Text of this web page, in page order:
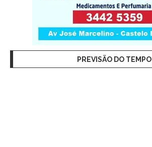
PREVISÃO DO TEMPO